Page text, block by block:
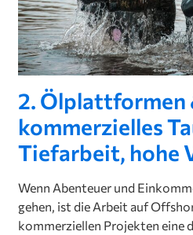
2. Ölplattformen
kommerzielles
Tiefarbeit, hohe
Wenn Abenteuer und
gehen, ist die Arbeit auf
kommerziellen Projekten eine